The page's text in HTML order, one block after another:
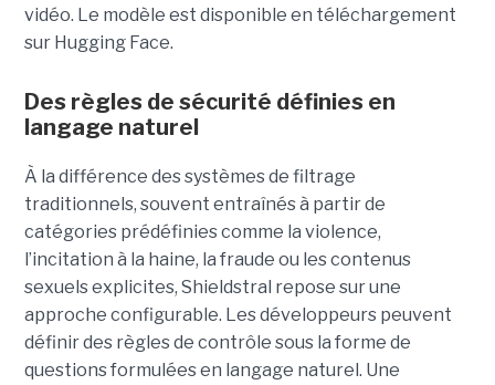
vidéo. Le modèle est disponible en téléchargement
sur Hugging Face.
Des règles de sécurité définies en
langage naturel
À la différence des systèmes de filtrage
traditionnels, souvent entraînés à partir de
catégories prédéfinies comme la violence,
l’incitation à la haine, la fraude ou les contenus
sexuels explicites, Shieldstral repose sur une
approche configurable. Les développeurs peuvent
définir des règles de contrôle sous la forme de
questions formulées en langage naturel. Une